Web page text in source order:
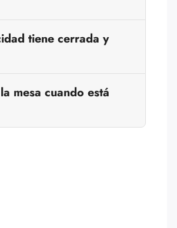
tiene cerrada y
mesa cuando está